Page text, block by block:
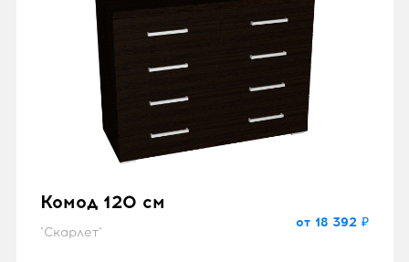
Комод 120 см
"Скарлет"
от 18 392 ₽